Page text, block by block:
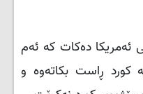
ئەمریکا دەکات کە ئەم
کورد ڕاست بکاتەوە و